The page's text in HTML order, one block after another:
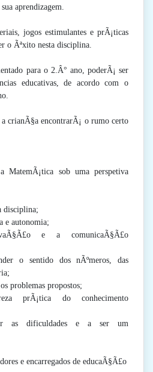
aprendizagem.
jogos estimulantes e prÃ¡ticas
o Ãªxito nesta disciplina.
para o 2.Â° ano, poderÃ¡ ser
educativas, de acordo com o
crianÃ§a encontrarÃ¡ o rumo certo
MatemÃ¡tica sob uma perspetiva
disciplina;
e autonomia;
e a comunicaÃ§Ã£o
o sentido dos nÃºmeros, das
problemas propostos;
prÃ¡tica do conhecimento
as dificuldades e a ser um
e encarregados de educaÃ§Ã£o